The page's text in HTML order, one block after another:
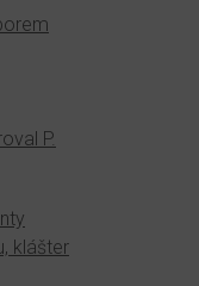
P.
klášter